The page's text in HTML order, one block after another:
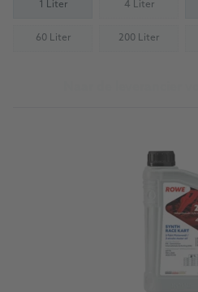
1 Liter 4 Liter
(Not available)
60 Liter
(Not available) 200 Liter(Not available)